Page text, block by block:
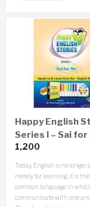
Happy English
Series I – Sai for
1,200
Today, English is no longer
merely for learning; it is the
common language in
communicate with one